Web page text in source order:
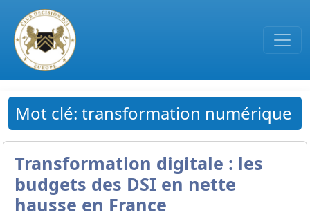
Passer au contenu principal
Mot clé: transformation numérique
Transformation digitale : les
budgets des DSI en nette
hausse en France